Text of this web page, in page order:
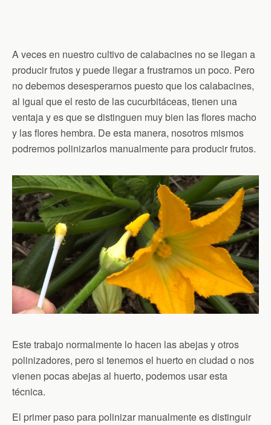
A veces en nuestro cultivo de calabacines no se llegan a
producir frutos y puede llegar a frustrarnos un poco. Pero
no debemos desesperarnos puesto que los calabacines,
al igual que el resto de las cucurbitáceas, tienen una
ventaja y es que se distinguen muy bien las flores macho
y las flores hembra. De esta manera, nosotros mismos
podremos polinizarlos manualmente para producir frutos.
Este trabajo normalmente lo hacen las abejas y otros
polinizadores, pero si tenemos el huerto en ciudad o nos
vienen pocas abejas al huerto, podemos usar esta
técnica.
El primer paso para polinizar manualmente es distinguir